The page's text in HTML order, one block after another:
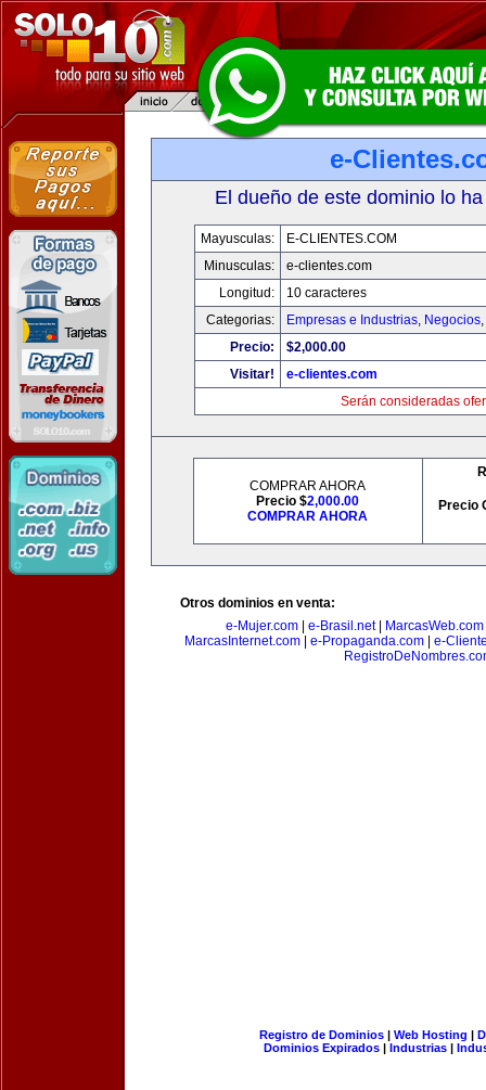
e-
El dueño de este dominio lo
Mayusculas:
E-CLIENTES.COM
Minusculas:
e-clientes.com
Longitud:
10 caracteres
Categorias:
Empresas e Industrias, Negocios,
Precio:
$2,000.00
Visitar!
e-clientes.com
Serán consideradas
COMPRAR AHORA
Precio $2,000.00
COMPRAR AHORA
Precio
Otros dominios en venta:
e-Mujer.com| e-Brasil.net| MarcasWeb.com
MarcasInternet.com| e-Propaganda.com| e-
Registro de Dominios| Web Hosting |
Dominios Expirados | Industrias |